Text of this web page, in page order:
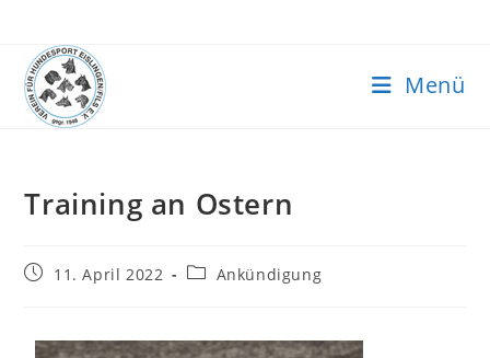
Menü
Training an Ostern
11. April 2022 Ankündigung